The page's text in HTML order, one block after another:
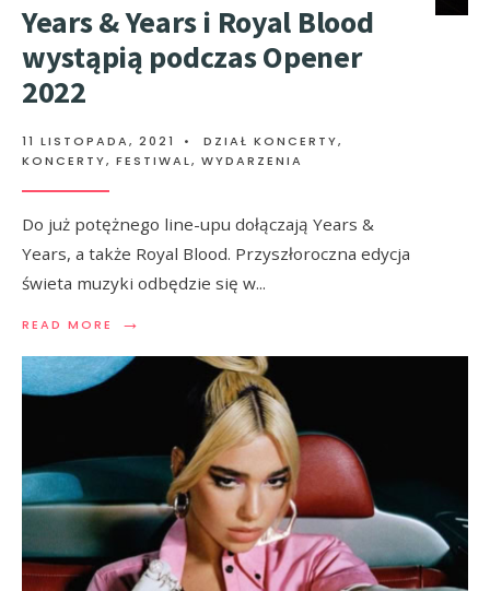
Years & Years i Royal Blood
wystąpią podczas Opener
2022
11 LISTOPADA, 2021 • DZIAŁ KONCERTY,
KONCERTY, FESTIWAL, WYDARZENIA
Do już potężnego line-upu dołączają Years &
Years, a także Royal Blood. Przyszłoroczna edycja
świeta muzyki odbędzie się w...
READ MORE →